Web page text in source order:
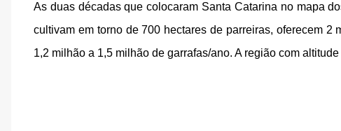
As duas décadas que colocaram Santa Catarina no mapa
cultivam em torno de 700 hectares de parreiras, oferecem
1,2 milhão a 1,5 milhão de garrafas/ano. A região com